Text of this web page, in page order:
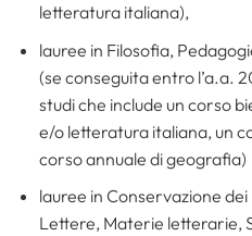
letteratura italiana),
lauree in Filosofia,
(se conseguita entro l’a.a.
studi che include un corso
e/o letteratura italiana, un
corso annuale di geografia)
lauree in Conservazione
Lettere, Materie letterarie,